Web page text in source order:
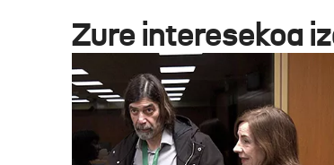
Zure interesekoa